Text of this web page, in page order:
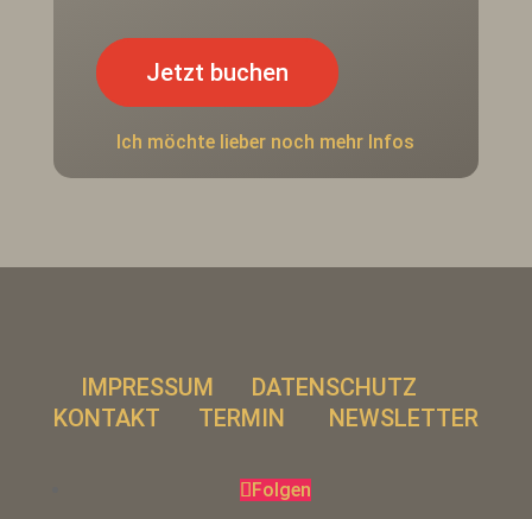
Jetzt buchen
Ich möchte lieber noch mehr Infos
IMPRESSUM
DATENSCHUTZ
KONTAKT
TERMIN NEWSLETTER
Folgen